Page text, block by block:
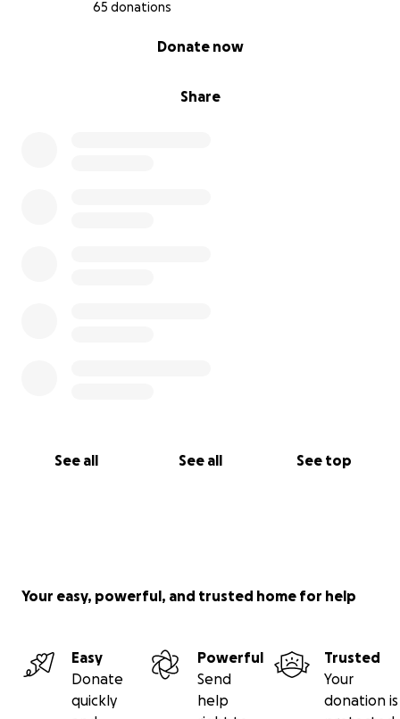
65 donations
Share
Donate now
See all See all See top
Geschichte zu lesen.
Your easy, powerful, and trusted home for help
Easy
Donate
quickly
Powerful
Send
help
Trusted
Your
donation is